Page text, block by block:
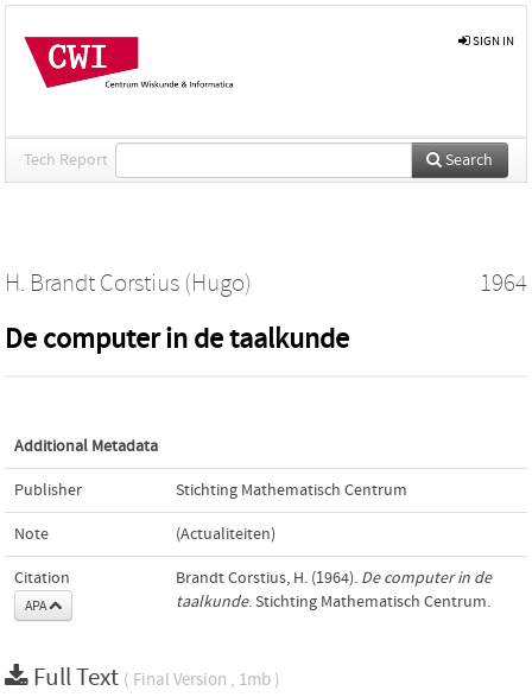
SIGN IN
Tech Report Search
H. Brandt Corstius (Hugo) 1964
De computer in de taalkunde
Additional Metadata
Publisher Stichting Mathematisch Centrum
Note (Actualiteiten)
Citation
APA
Brandt Corstius, H. (1964). De computer in de
taalkunde. Stichting Mathematisch Centrum.
Full Text ( Final Version , 1mb )